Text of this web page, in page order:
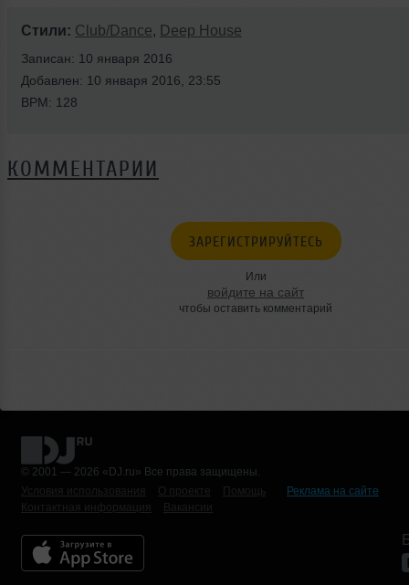
Стили: Club/Dance, Deep House
Записан: 10 января 2016
Добавлен: 10 января 2016, 23:55
BPM: 128
КОММЕНТАРИИ
ЗАРЕГИСТРИРУЙТЕСЬ
Или
войдите на сайт
чтобы оставить комментарий
© 2001 — 2026 «DJ.ru» Все права защищены.
Условия использования
О проекте Помощь
Реклама на сайте
Контактная информация
Вакансии